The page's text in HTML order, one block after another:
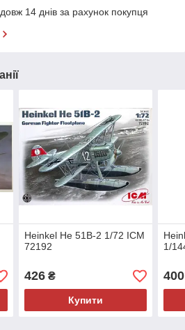
14 днів за рахунок покупця
Heinkel He 51B-2 1/72 ICM
72192
426₴
Купити
1/
400